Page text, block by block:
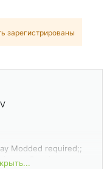
зарегистрированы
Modded required;;
+ Receivers +